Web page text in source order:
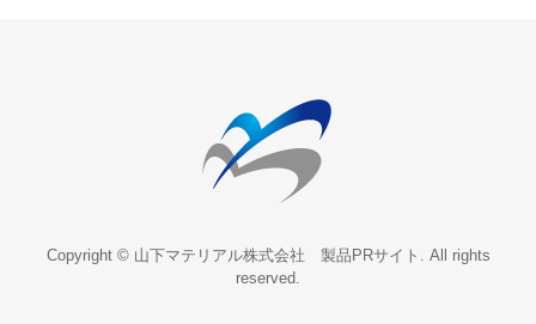
Copyright © 山下マテリアル株式会社 製品PRサイト. All rights
reserved.